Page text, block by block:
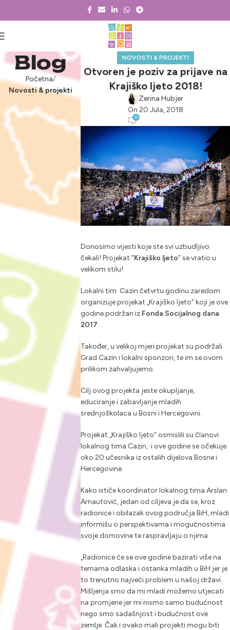
Blog
Početna
Novosti & projekti
NOVOSTI & PROJEKTI
Otvoren je poziv za prijave na
Krajiško ljeto 2018!
Zerina Hubjer
On 20 Jula, 2018
0
Donosimo vijesti koje ste svi uzbudljivo
čekali! Projekat “Krajiško ljeto” se vratio u
velikom stilu!
Lokalni tim Cazin četvrtu godinu zaredom
organizuje projekat „Krajiško ljeto“ koji je ove
godine podržan iz Fonda Socijalnog dana
2017.
Također, u velikoj mjeri projekat su podržali
Grad Cazin i lokalni sponzori, te im se ovom
prilikom zahvaljujemo.
Cilj ovog projekta jeste okupljanje,
educiranje i zabavljanje mladih
srednjoškolaca u Bosni i Hercegovini.
Projekat „Krajiško ljeto“ osmislili su članovi
lokalnog tima Cazin, i ove godine se očekuje
oko 20 učesnika iz ostalih dijelova Bosne i
Hercegovine.
Kako ističe koordinator lokalnog tima Arslan
Arnautović, jedan od ciljeva je da se, kroz
radionice i obilazak ovog područja BiH, mladi
informišu o perspektivama i mogućnostima
svoje domovine te raspravljaju o njima.
„Radionice će se ove godine bazirati više na
temama odlaska i ostanka mladih u BiH jer je
to trenutno najveći problem u našoj državi.
Mišljenja smo da mi mladi možemo utjecati
na promjene jer mi nismo samo budućnost
nego smo sadašnjost i budućnost ove
zemlje. Čak i ovako mali projekti mogu biti